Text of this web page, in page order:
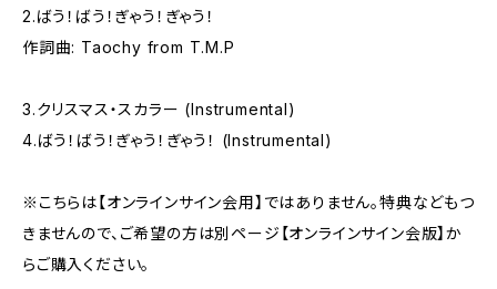
2.ばう！ばう！ぎゃう！ぎゃう！
作詞曲: Taochy from T.M.P
3.クリスマス・スカラー (Instrumental)
4.ばう！ばう！ぎゃう！ぎゃう！ (Instrumental)
※こちらは【オンラインサイン会用】ではありません。特典などもつ
きませんので、ご希望の方は別ページ【オンラインサイン会版】か
らご購入ください。